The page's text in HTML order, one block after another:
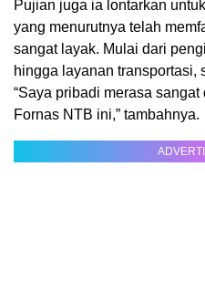
Pujian juga ia lontarkan
yang menurutnya telah
sangat layak. Mulai dari
hingga layanan transportasi,
“Saya pribadi merasa
Fornas NTB ini,” tambahnya.